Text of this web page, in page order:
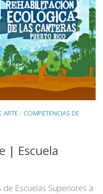
ARTE /COMPETENCIAS DE
| Escuela
Escuelas Superiores a